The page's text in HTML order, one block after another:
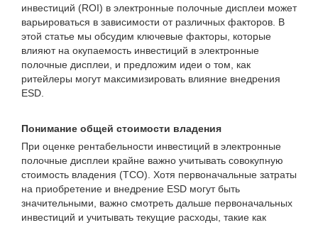
инвестиций (ROI) в электронные полочные дисплеи может
варьироваться в зависимости от различных факторов. В
этой статье мы обсудим ключевые факторы, которые
влияют на окупаемость инвестиций в электронные
полочные дисплеи, и предложим идеи о том, как
ритейлеры могут максимизировать влияние внедрения
ESD.
Понимание общей стоимости владения
При оценке рентабельности инвестиций в электронные
полочные дисплеи крайне важно учитывать совокупную
стоимость владения (TCO). Хотя первоначальные затраты
на приобретение и внедрение ESD могут быть
значительными, важно смотреть дальше первоначальных
инвестиций и учитывать текущие расходы, такие как